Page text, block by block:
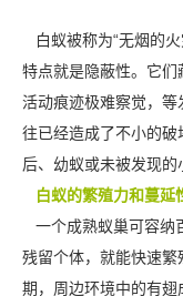
白蚁被称为“无烟的火
特点就是隐蔽性。它们
活动痕迹极难察觉，
往已经造成了不小的
后、幼蚁或未被发现的
白蚁的繁殖力和蔓延
一个成熟蚁巢可容纳
残留个体，就能快速繁
期，周边环境中的有